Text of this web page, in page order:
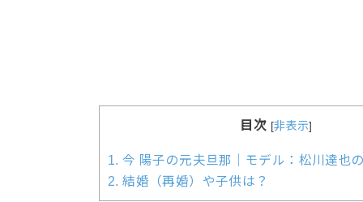
目次 [非表示]
1. 今 陽子の元夫旦那｜モデル：松川達也
2. 結婚（再婚）や子供は？